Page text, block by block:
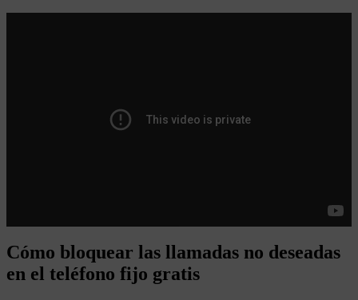
Cómo bloquear las llamadas no deseadas
en el teléfono fijo gratis